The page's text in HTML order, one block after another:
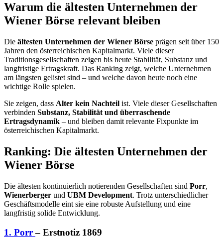
Warum die ältesten Unternehmen der
Wiener Börse relevant bleiben
Die ältesten Unternehmen der Wiener Börse prägen seit über 150
Jahren den österreichischen Kapitalmarkt. Viele dieser
Traditionsgesellschaften zeigen bis heute Stabilität, Substanz und
langfristige Ertragskraft. Das Ranking zeigt, welche Unternehmen
am längsten gelistet sind – und welche davon heute noch eine
wichtige Rolle spielen.
Sie zeigen, dass Alter kein Nachteil ist. Viele dieser Gesellschaften
verbinden Substanz, Stabilität und überraschende
Ertragsdynamik – und bleiben damit relevante Fixpunkte im
österreichischen Kapitalmarkt.
Ranking: Die ältesten Unternehmen der
Wiener Börse
Die ältesten kontinuierlich notierenden Gesellschaften sind Porr,
Wienerberger und UBM Development. Trotz unterschiedlicher
Geschäftsmodelle eint sie eine robuste Aufstellung und eine
langfristig solide Entwicklung.
1. Porr– Erstnotiz 1869